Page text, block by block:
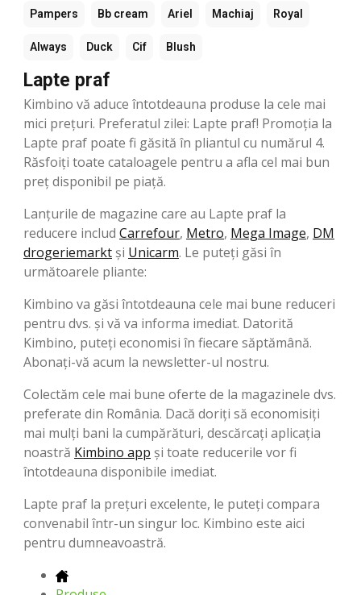
Pampers Bb cream Ariel Machiaj Royal
Always Duck Cif Blush
Lapte praf
Kimbino vă aduce întotdeauna produse la cele mai
mici prețuri. Preferatul zilei: Lapte praf! Promoția la
Lapte praf poate fi găsită în pliantul cu numărul 4.
Răsfoiți toate cataloagele pentru a afla cel mai bun
preț disponibil pe piață.
Lanțurile de magazine care au Lapte praf la
reducere includ Carrefour, Metro, Mega Image, DM
drogeriemarkt şi Unicarm. Le puteți găsi în
următoarele pliante:
Kimbino va găsi întotdeauna cele mai bune reduceri
pentru dvs. și vă va informa imediat. Datorită
Kimbino, puteți economisi în fiecare săptămână.
Abonați-vă acum la newsletter-ul nostru.
Colectăm cele mai bune oferte de la magazinele dvs.
preferate din România. Dacă doriți să economisiți
mai mulți bani la cumpărături, descărcați aplicația
noastră Kimbino app și toate reducerile vor fi
întotdeauna disponibile imediat.
Lapte praf la prețuri excelente, le puteți compara
convenabil într-un singur loc. Kimbino este aici
pentru dumneavoastră.